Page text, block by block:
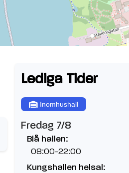
Lediga Tider
Inomhushall
Fredag 7/8
Blå hallen:
08:00-22:00
Kungshallen helsal: